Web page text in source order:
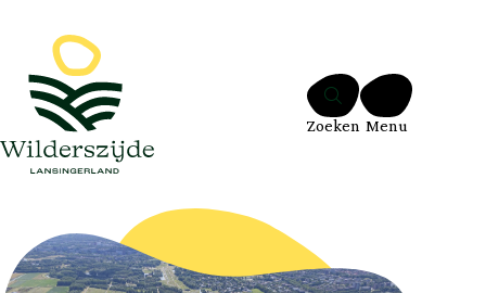
Ga naar de inhoud
Zoeken Menu